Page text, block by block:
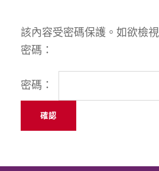
該內容受密碼保護。如欲檢
密碼：
密碼：